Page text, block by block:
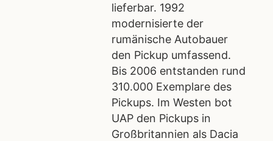
lieferbar. 1992
modernisierte der
rumänische Autobauer
den Pickup umfassend.
Bis 2006 entstanden rund
310.000 Exemplare des
Pickups. Im Westen bot
UAP den Pickups in
Großbritannien als Dacia